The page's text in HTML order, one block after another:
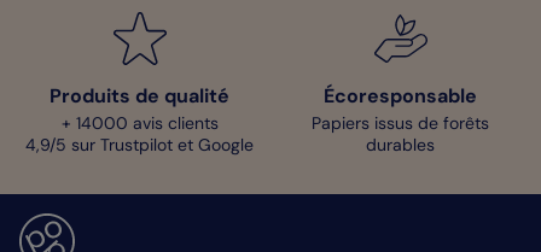
Produits de qualité
+ 14000 avis clients
4,9/5 sur Trustpilot et Google
Écoresponsable
Papiers issus de forêts
durables